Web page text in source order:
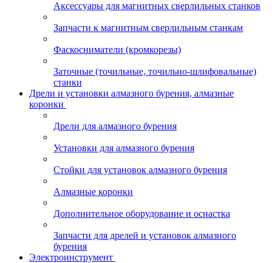
Аксессуары для магнитных сверлильных станков
Запчасти к магнитным сверлильным станкам
Фаскосниматели (кромкорезы)
Заточные (точильные, точильно-шлифовальные)
станки
Дрели и установки алмазного бурения, алмазные
коронки
Дрели для алмазного бурения
Установки для алмазного бурения
Стойки для установок алмазного бурения
Алмазные коронки
Дополнительное оборудование и оснастка
Запчасти для дрелей и установок алмазного
бурения
Электроинструмент